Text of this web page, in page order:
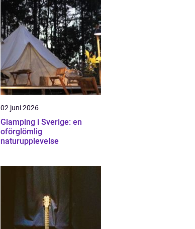
02 juni 2026
Glamping i Sverige: en
oförglömlig
naturupplevelse